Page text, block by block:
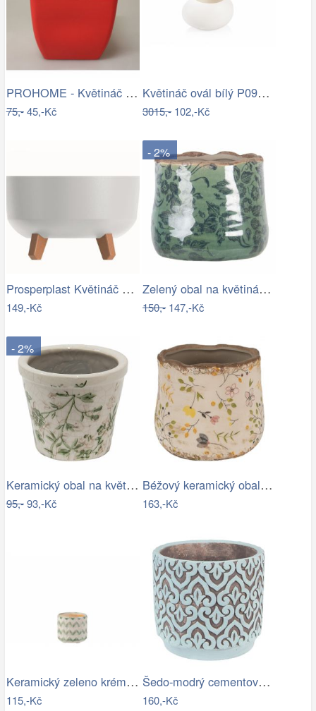
PROHOME - Květináč COUBI 19 hranatý…
75,-45,-Kč
Květináč ovál bílý P0990/2
3015,-102,-Kč
Prosperplast Květináč Gracyeen bílý,…
149,-Kč
- 2%
Zelený obal na květináč s květy a…
150,-147,-Kč
- 2%
Keramický obal na květináč se zelenými…
95,-93,-Kč
Béžový keramický obal na květináč se…
163,-Kč
Keramický zeleno krémový květináč se…
115,-Kč
Šedo-modrý cementový obal na květináč s…
160,-Kč